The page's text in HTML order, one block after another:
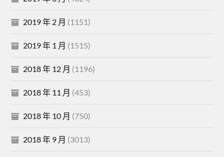
2019 年 2 月 (1151)
2019 年 1 月 (1515)
2018 年 12 月 (1196)
2018 年 11 月 (453)
2018 年 10 月 (750)
2018 年 9 月 (3013)